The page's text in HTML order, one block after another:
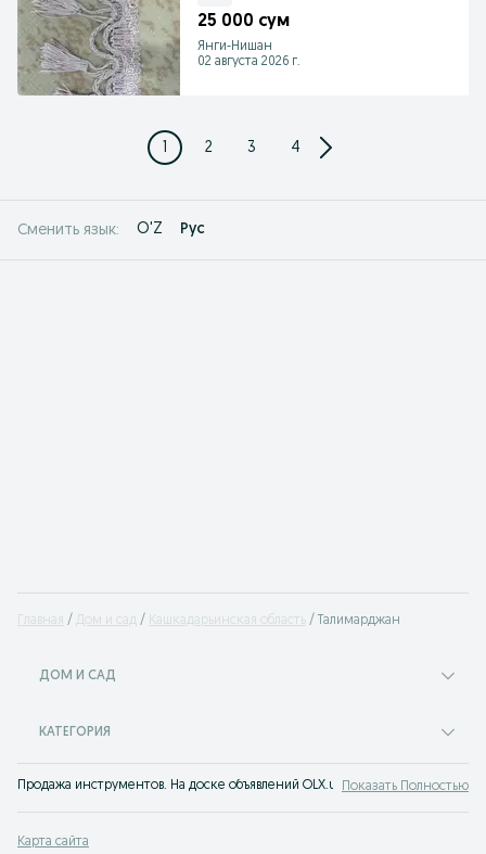
25 000 сум
Янги-Нишан
02 августа 2026 г.
1 2 3 4
Сменить язык: O'Z Рус
Главная Дом и сад Кашкадарьинская область Талимарджан
ДОМ И САД
КАТЕГОРИЯ
Продажа инструментов. На доске объявлений OLX.uz Талимарджан
Показать Полностью
Карта сайта